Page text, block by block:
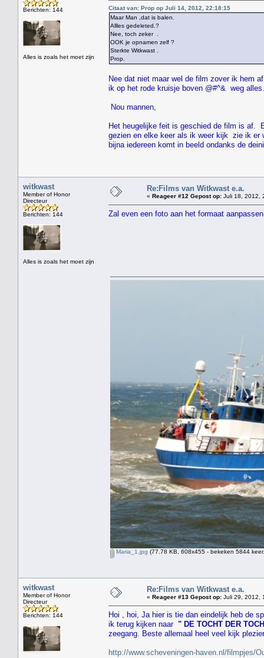
Berichten: 144
Alles is zoals het moet zijn
Citaat van: Prop op Juli 14, 2012, 22:18:15
Maar Man ,dat is balen.
Allles gedeleted.?
Nee, toch zeker .
OOK je opnamen zelf ?
Sterkte Witkwast .
Prop.
Nee dat niet maar wel de film zover ik hem
ik op het rode kruisje boven @#^& weg
Nou mannen,
Het heugelijke feit is geschied de film is af.
gezien en elke keer als ik weer kijk zie ik er
bijna iedereen komt in beeld ondanks de
witkwast
Member of Honor
Directeur
Berichten: 144
Alles is zoals het moet zijn
Re:Films van Witkwast e.a.
« Reageer #12 Gepost op: Juli 18, 2012,
Zal even een foto aan het formaat
Maria_1.jpg (77.78 KB, 608x455 - bekeken 5844
witkwast
Member of Honor
Directeur
Berichten: 144
Re:Films van Witkwast e.a.
« Reageer #13 Gepost op: Juli 29, 2012,
Hoi , hoi, Ja hier is tie dan eindelijk heb de
ik terug kijken naar " DE TOCHT DER
zeegang. Beste allemaal heel veel kijk
http://www.scheveningen-haven.nl/filmpjes/